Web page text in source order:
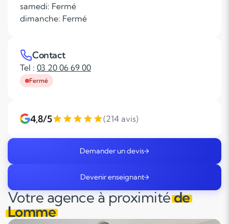
Votre agence à proximitéde
Lomme
samedi: Fermé
dimanche: Fermé
Contact
Tel : 03 20 06 69 00
Fermé
4,8/5 (214 avis)
Demander un devis
Devenir enseignant